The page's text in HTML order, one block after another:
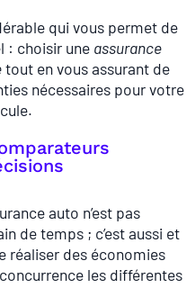
qui vous permet de
: choisir une assurance
tout en vous assurant de
nécessaires pour votre
auto n’est pas
de temps ; c’est aussi et
réaliser des économies
les différentes